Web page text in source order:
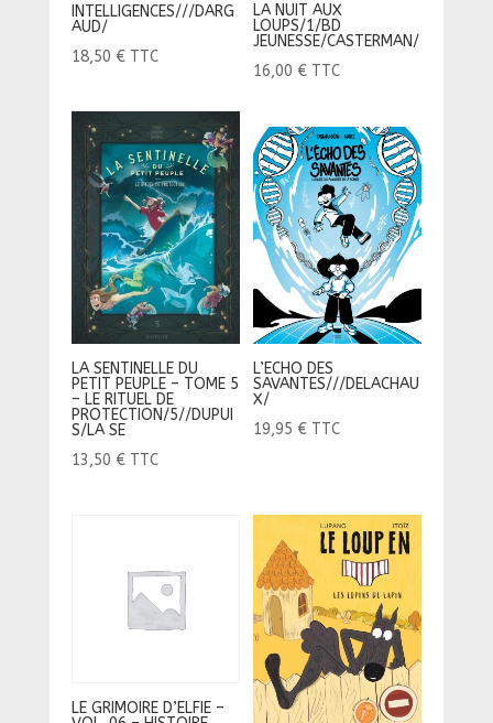
INTELLIGENCES///DARG
AUD/
18,50 € TTC
LA NUIT AUX
LOUPS/1/BD
JEUNESSE/CASTERMAN/
16,00 € TTC
LA SENTINELLE DU
PETIT PEUPLE – TOME 5
– LE RITUEL DE
PROTECTION/5//DUPUI
S/LA SE
13,50 € TTC
L’ECHO DES
SAVANTES///DELACHAU
X/
19,95 € TTC
LE GRIMOIRE D’ELFIE –